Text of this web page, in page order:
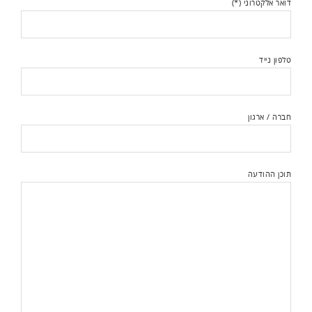
דואר אלקטרוני (*)
טלפון נייד
חברה / ארגון
תוכן ההודעה